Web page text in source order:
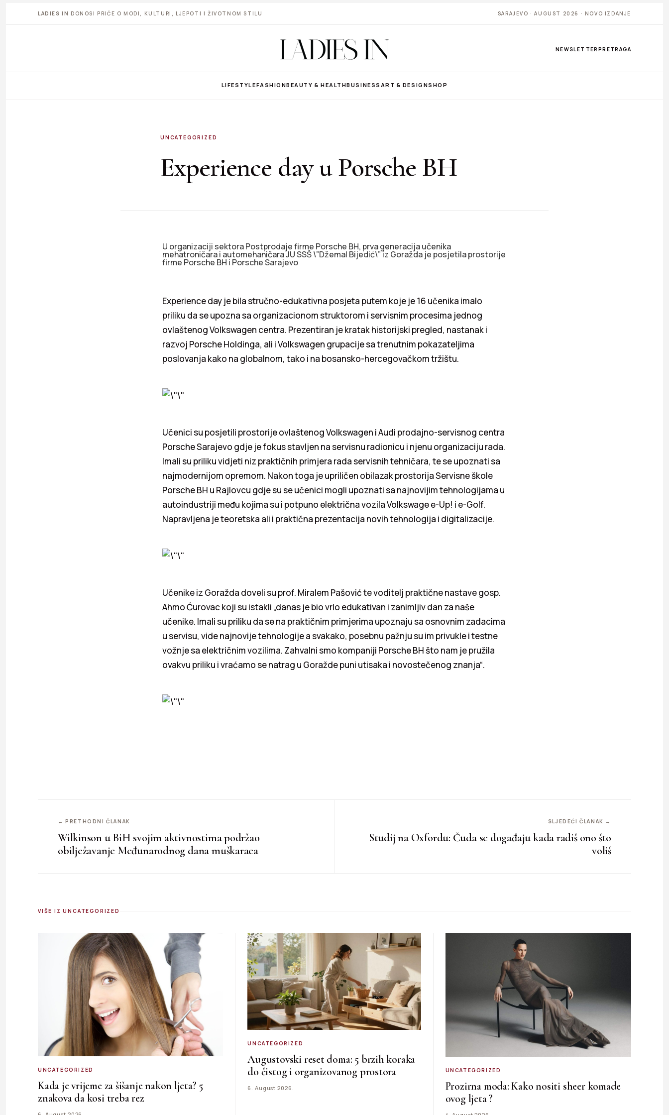
LADIES IN DONOSI PRIČE O MODI, KULTURI, LJEPOTI I ŽIVOTNOM STILU SARAJEVO · AUGUST 2026 · NOVO IZDANJE
NEWSLETTER PRETRAGA
LIFESTYLEFASHIONBEAUTY & HEALTHBUSINESS ART & DESIGNSHOP
UNCATEGORIZED
Experience day u Porsche BH
U organizaciji sektora Postprodaje firme Porsche BH, prva generacija učenika
mehatroničara i automehaničara JU SSŠ \”Džemal Bijedić\” iz Goražda je posjetila prostorije
firme Porsche BH i Porsche Sarajevo
Experience day je bila stručno-edukativna posjeta putem koje je 16 učenika imalo
priliku da se upozna sa organizacionom struktorom i servisnim procesima jednog
ovlaštenog Volkswagen centra. Prezentiran je kratak historijski pregled, nastanak i
razvoj Porsche Holdinga, ali i Volkswagen grupacije sa trenutnim pokazateljima
poslovanja kako na globalnom, tako i na bosansko-hercegovačkom tržištu.
Učenici su posjetili prostorije ovlaštenog Volkswagen i Audi prodajno-servisnog centra
Porsche Sarajevo gdje je fokus stavljen na servisnu radionicu i njenu organizaciju rada.
Imali su priliku vidjeti niz praktičnih primjera rada servisnih tehničara, te se upoznati sa
najmodernijom opremom. Nakon toga je upriličen obilazak prostorija Servisne škole
Porsche BH u Rajlovcu gdje su se učenici mogli upoznati sa najnovijim tehnologijama u
autoindustriji među kojima su i potpuno električna vozila Volkswage e-Up! i e-Golf.
Napravljena je teoretska ali i praktična prezentacija novih tehnologija i digitalizacije.
Učenike iz Goražda doveli su prof. Miralem Pašović te voditelj praktične nastave gosp.
Ahmo Ćurovac koji su istakli „danas je bio vrlo edukativan i zanimljiv dan za naše
učenike. Imali su priliku da se na praktičnim primjerima upoznaju sa osnovnim zadacima
u servisu, vide najnovije tehnologije a svakako, posebnu pažnju su im privukle i testne
vožnje sa električnim vozilima. Zahvalni smo kompaniji Porsche BH što nam je pružila
ovakvu priliku i vraćamo se natrag u Goražde puni utisaka i novostečenog znanja“.
← PRETHODNI ČLANAK
Wilkinson u BiH svojim aktivnostima podržao
obilježavanje Međunarodnog dana muškaraca
SLJEDEĆI ČLANAK →
Studij na Oxfordu: Čuda se događaju kada radiš ono što
voliš
VIŠE IZ UNCATEGORIZED
UNCATEGORIZED
Kada je vrijeme za šišanje nakon ljeta? 5
znakova da kosi treba rez
UNCATEGORIZED
Augustovski reset doma: 5 brzih koraka
do čistog i organizovanog prostora
6. August 2026.
UNCATEGORIZED
Prozirna moda: Kako nositi sheer komade
ovog ljeta ?